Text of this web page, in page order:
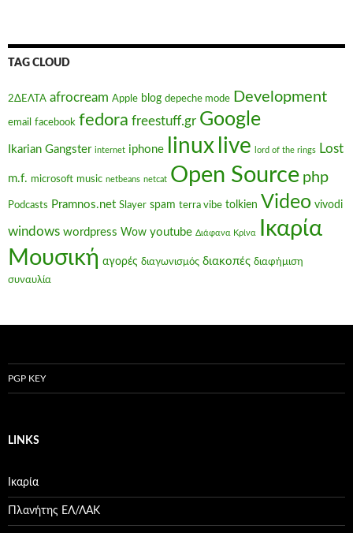
TAG CLOUD
2ΔΕΛΤΑ afrocream Apple blog depeche mode Development
email facebook fedora freestuff.gr Google
Ikarian Gangster internet iphone linux live lord of the rings Lost
m.f. microsoft music netbeans netcat Open Source php
Podcasts Pramnos.net Slayer spam terra vibe tolkien Video vivodi
windows wordpress Wow youtube Διάφανα Κρίνα Ικαρία
Μουσική αγορές διαγωνισμός διακοπές διαφήμιση
συναυλία
PGP KEY
LINKS
Ικαρία
Πλανήτης ΕΛ/ΛΑΚ